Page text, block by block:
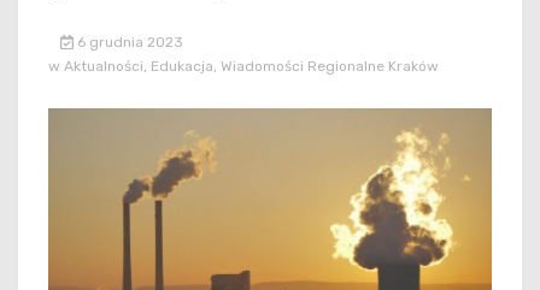
6 grudnia 2023
w Aktualności, Edukacja, Wiadomości Regionalne Kraków